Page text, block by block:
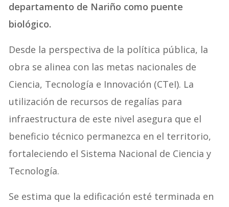
departamento de Nariño como puente
biológico.
Desde la perspectiva de la política pública, la
obra se alinea con las metas nacionales de
Ciencia, Tecnología e Innovación (CTeI). La
utilización de recursos de regalías para
infraestructura de este nivel asegura que el
beneficio técnico permanezca en el territorio,
fortaleciendo el Sistema Nacional de Ciencia y
Tecnología.
Se estima que la edificación esté terminada en